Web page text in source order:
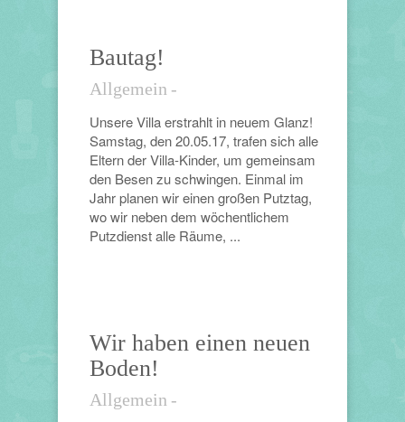
Bautag!
Allgemein -
Unsere Villa erstrahlt in neuem Glanz!
Samstag, den 20.05.17, trafen sich alle
Eltern der Villa-Kinder, um gemeinsam
den Besen zu schwingen. Einmal im
Jahr planen wir einen großen Putztag,
wo wir neben dem wöchentlichem
Putzdienst alle Räume, ...
Wir haben einen neuen
Boden!
Allgemein -